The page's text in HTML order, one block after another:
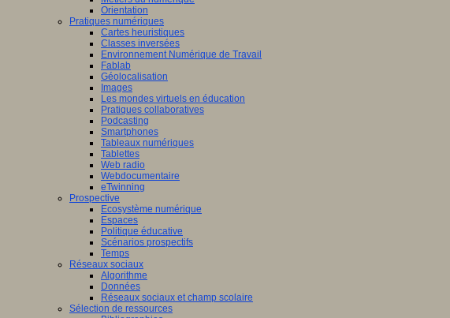
Orientation
Pratiques numériques
Cartes heuristiques
Classes inversées
Environnement Numérique de Travail
Fablab
Géolocalisation
Images
Les mondes virtuels en éducation
Pratiques collaboratives
Podcasting
Smartphones
Tableaux numériques
Tablettes
Web radio
Webdocumentaire
eTwinning
Prospective
Ecosystème numérique
Espaces
Politique éducative
Scénarios prospectifs
Temps
Réseaux sociaux
Algorithme
Données
Réseaux sociaux et champ scolaire
Sélection de ressources